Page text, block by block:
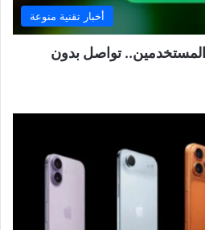
أخبار تقنية منوعة
تواصل بدون